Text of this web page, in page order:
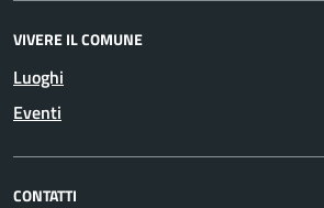
VIVERE IL COMUNE
Luoghi
Eventi
CONTATTI